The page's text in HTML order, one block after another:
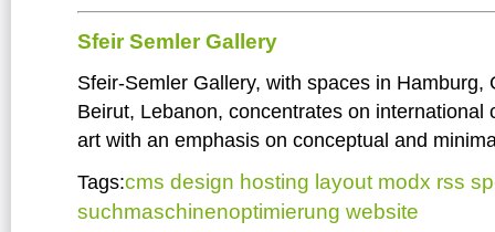
Sfeir Semler Gallery
Sfeir-Semler Gallery, with spaces in Hamburg,
Beirut, Lebanon, concentrates on international
art with an emphasis on conceptual and
Tags:cms design hosting layout modx rss
suchmaschinenoptimierung website